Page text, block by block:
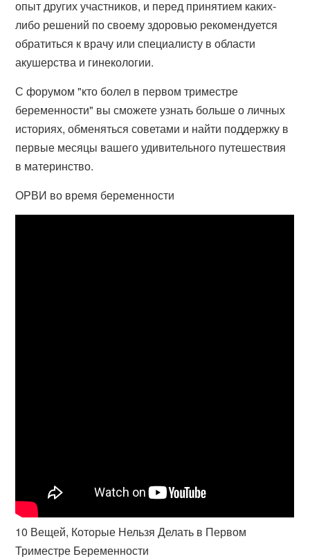
опыт других участников, и перед принятием каких-
либо решений по своему здоровью рекомендуется
обратиться к врачу или специалисту в области
акушерства и гинекологии.
С форумом "кто болел в первом триместре
беременности" вы сможете узнать больше о личных
историях, обменяться советами и найти поддержку в
первые месяцы вашего удивительного путешествия
в материнство.
ОРВИ во время беременности
10 Вещей, Которые Нельзя Делать в Первом
Триместре Беременности